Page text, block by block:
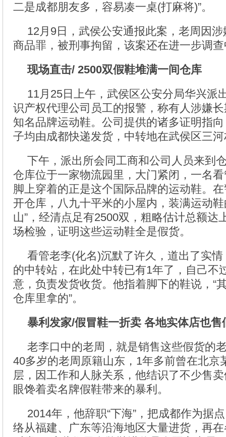
二是成都朋友多，容易凑一桌(打麻将)”。
12月9日，武侯公安通报此案，老周因
商品罪，被刑事拘留，该案还在进一步调
现场直击/ 2500双假鞋堆满一间仓库
11月25日上午，武侯区公安分局华兴派
识产权代理公司员工的报警，称有人涉嫌
知名品牌运动鞋。公司提供的诸多证明指
子均由成都快递发货，中转地在武侯区三
下午，派出所会同工商和公司人员来到
仓库位于一家物流园里，大门紧闭，一名
脚上穿着的正是这个国际品牌的运动鞋。
开仓库，八九十平米的小屋内，装满运动
山”，经清点足有2500双，粗略估计总额达
场检验，证明这些运动鞋全是假货。
看管老李(化名)沉默了许久，道出了实
的中转站，在此处中转已有1年了，自己不
意，负责发货收货。他指着脚下的鞋说，“
仓库里拿的”。
暴利发家/假冒鞋一折卖 各地实体店也售
老李口中的老周，就是销售这些假货的
40多岁的老周原籍山东，1年多前曾在北京
层，因工作和人脉关系，他结识了不少售卖
眼馋着卖名牌假鞋带来的暴利。
2014年，他辞职“下海”，把成都作为据
络从福建、广东等沿海地区大量进货，再